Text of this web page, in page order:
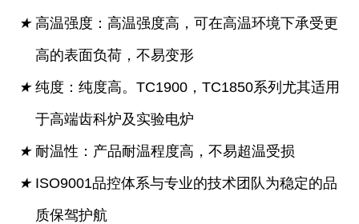
★ 高温强度：高温强度高，可在高温环境下承受更
高的表面负荷，不易变形
★ 纯度：纯度高。TC1900，TC1850系列尤其适用
于高端齿科炉及实验电炉
★ 耐温性：产品耐温程度高，不易超温受损
★ ISO9001品控体系与专业的技术团队为稳定的品
质保驾护航